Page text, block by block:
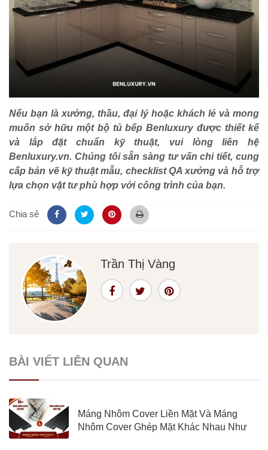
Nếu bạn là xưởng, thầu, đại lý hoặc khách lẻ và mong
muốn sở hữu một bộ tủ bếp Benluxury được thiết kế
và lắp đặt chuẩn kỹ thuật, vui lòng liên hệ
Benluxury.vn. Chúng tôi sẵn sàng tư vấn chi tiết, cung
cấp bản vẽ kỹ thuật mẫu, checklist QA xưởng và hỗ trợ
lựa chọn vật tư phù hợp với công trình của bạn.
Chia sẻ
Trần Thị Vàng
BÀI VIẾT LIÊN QUAN
Máng Nhôm Cover Liền Mặt Và Máng
Nhôm Cover Ghép Mặt Khác Nhau Như